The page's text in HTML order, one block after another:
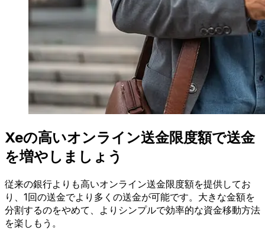
Xeの高いオンライン送金限度額で送金
を増やしましょう
従来の銀行よりも高いオンライン送金限度額を提供してお
り、1回の送金でより多くの送金が可能です。大きな金額を
分割するのをやめて、よりシンプルで効率的な資金移動方法
を楽しもう。